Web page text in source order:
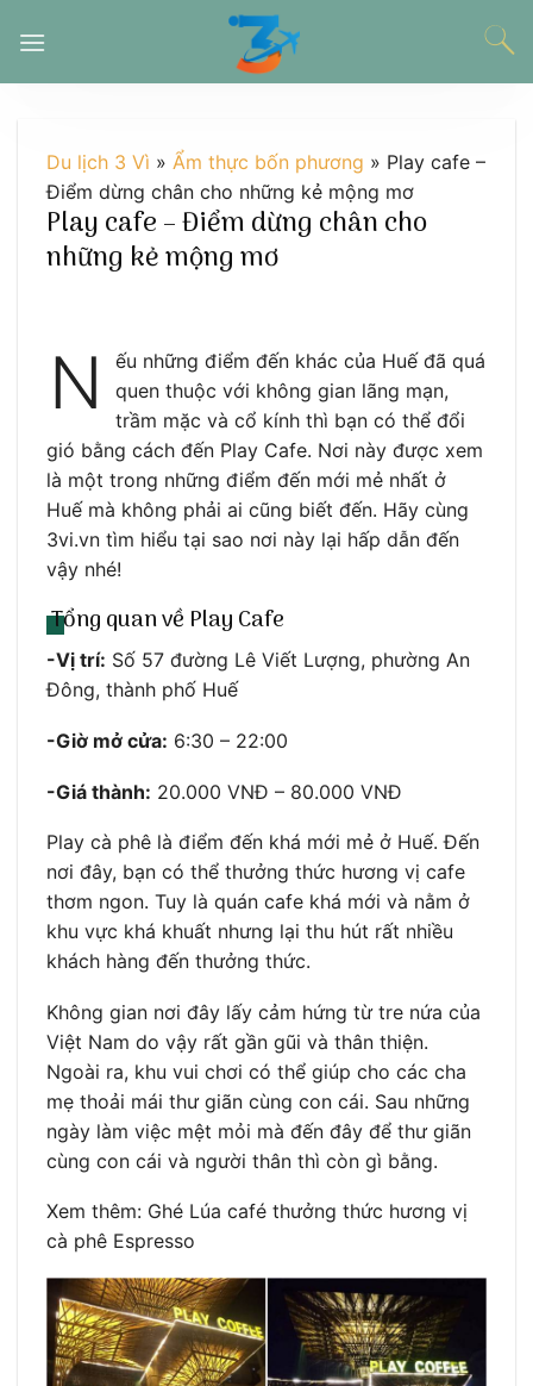
đến
Du lịch 3 Vì » Ẩm thực bốn phương » Play cafe –
Điểm dừng chân cho những kẻ mộng mơ
Play cafe – Điểm dừng chân cho
những kẻ mộng mơ
N
ếu những điểm đến khác của Huế đã quá
quen thuộc với không gian lãng mạn,
trầm mặc và cổ kính thì bạn có thể đổi
gió bằng cách đến Play Cafe. Nơi này được xem
là một trong những điểm đến mới mẻ nhất ở
Huế mà không phải ai cũng biết đến. Hãy cùng
3vi.vn tìm hiểu tại sao nơi này lại hấp dẫn đến
vậy nhé!
Tổng quan về Play Cafe
-Vị trí: Số 57 đường Lê Viết Lượng, phường An
Đông, thành phố Huế
-Giờ mở cửa: 6:30 – 22:00
-Giá thành: 20.000 VNĐ – 80.000 VNĐ
Play cà phê là điểm đến khá mới mẻ ở Huế. Đến
nơi đây, bạn có thể thưởng thức hương vị cafe
thơm ngon. Tuy là quán cafe khá mới và nằm ở
khu vực khá khuất nhưng lại thu hút rất nhiều
khách hàng đến thưởng thức.
Không gian nơi đây lấy cảm hứng từ tre nứa của
Việt Nam do vậy rất gần gũi và thân thiện.
Ngoài ra, khu vui chơi có thể giúp cho các cha
mẹ thoải mái thư giãn cùng con cái. Sau những
ngày làm việc mệt mỏi mà đến đây để thư giãn
cùng con cái và người thân thì còn gì bằng.
Xem thêm: Ghé Lúa café thưởng thức hương vị
cà phê Espresso